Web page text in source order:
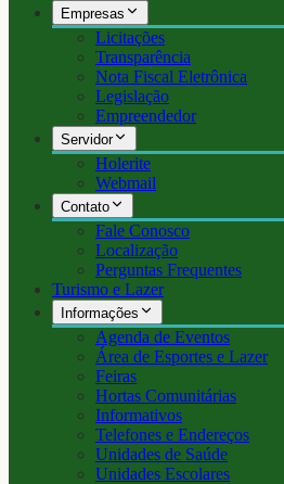
Empresas
Licitações
Transparência
Nota Fiscal Eletrônica
Legislação
Empreendedor
Servidor
Holerite
Webmail
Contato
Fale Conosco
Localização
Perguntas Frequentes
Turismo e Lazer
Informações
Agenda de Eventos
Área de Esportes e Lazer
Feiras
Hortas Comunitárias
Informativos
Telefones e Endereços
Unidades de Saúde
Unidades Escolares